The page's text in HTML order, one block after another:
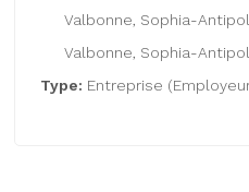
Valbonne, Sophia-
Valbonne, Sophia-
Type: Entreprise